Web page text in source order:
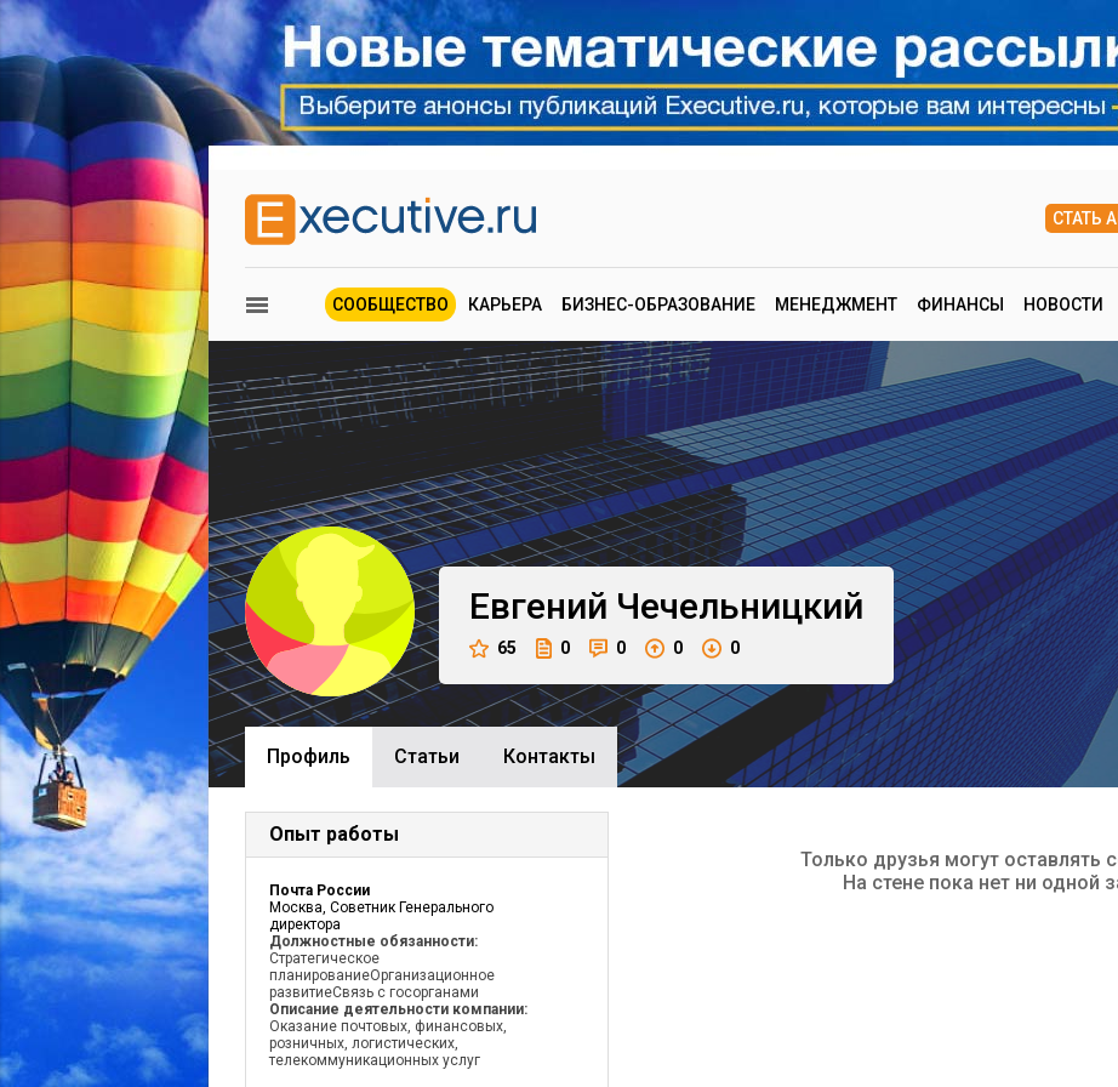
СТАТЬ
СООБЩЕСТВО КАРЬЕРА БИЗНЕС-ОБРАЗОВАНИЕ МЕНЕДЖМЕНТ ФИНАНСЫ НОВОСТИ
Евгений Чечельницкий
65 0 0 0 0
Профиль Cтатьи Контакты
Опыт работы
Почта России
Москва, Советник Генерального
директора
Должностные обязанности:
Стратегическое
планированиеОрганизационное
развитиеСвязь с госорганами
Описание деятельности компании:
Оказание почтовых, финансовых,
розничных, логистических,
телекоммуникационных услуг
Только друзья могут оставлять
На стене пока нет ни одной